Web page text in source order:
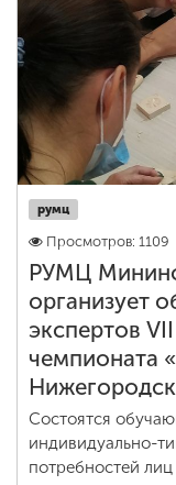
румц
Просмотров: 1109
РУМЦ
организует
экспертов
чемпионата
Состоятся
индивидуально-
потребностей